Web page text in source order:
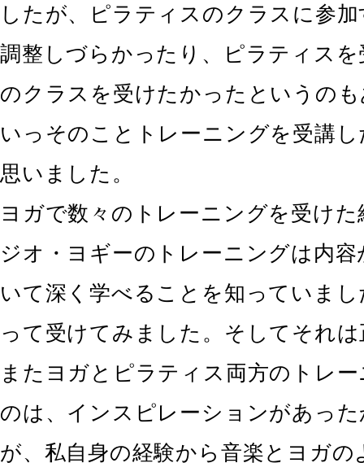
したが、ピラティスのクラスに参
調整しづらかったり、ピラティス
のクラスを受けたかったというの
いっそのことトレーニングを受講
思いました。
ヨガで数々のトレーニングを受け
ジオ・ヨギーのトレーニングは内
いて深く学べることを知っていま
って受けてみました。そしてそれ
またヨガとピラティス両方のトレ
のは、インスピレーションがあっ
が、私自身の経験から音楽とヨガの